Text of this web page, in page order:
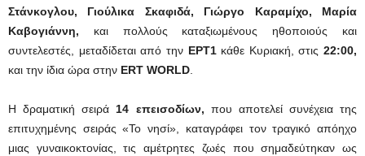
Στάνκογλου, Γιούλικα Σκαφιδά, Γιώργο Καραμίχο, Μαρία
Καβογιάννη, και πολλούς καταξιωμένους ηθοποιούς και
συντελεστές, μεταδίδεται από την ΕΡΤ1κάθε Κυριακή, στις 22:00,
και την ίδια ώρα στην ERT WORLD
Η δραματική σειρά 14 επεισοδίων, που αποτελεί συνέχεια της
επιτυχημένης σειράς «Το νησί», καταγράφει τον τραγικό απόηχο
μιας γυναικοκτονίας, τις αμέτρητες ζωές που σημαδεύτηκαν ως